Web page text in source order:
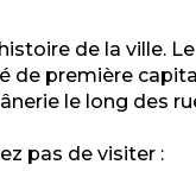
de la ville.
de première
le long des
pas de visiter :